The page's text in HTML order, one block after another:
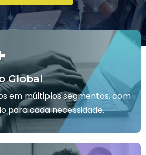
Global
em múltiplos segmentos, com
para cada necessidade.